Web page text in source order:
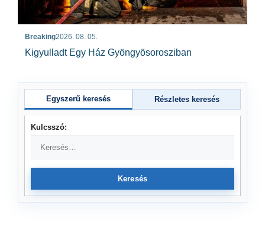
Breaking2026. 08. 05.
Kigyulladt Egy Ház Gyöngyösorosziban
Egyszerű keresés Részletes keresés
Kulcsszó:
Keresés